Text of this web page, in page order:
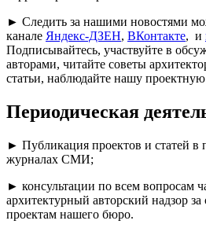
► Следить за нашими новостями
канале Яндекс-ДЗЕН, ВКонтакте, и
Подписывайтесь, участвуйте в
авторами, читайте советы
статьи, наблюдайте нашу
Периодическая
► Публикация проектов и статей в
журналах СМИ;
► консультации по всем вопросам
архитектурный авторский надзор за
проектам нашего бюро.